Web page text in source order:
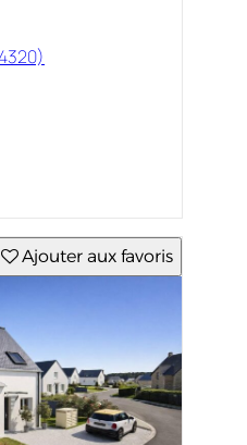
Ajouter aux favoris